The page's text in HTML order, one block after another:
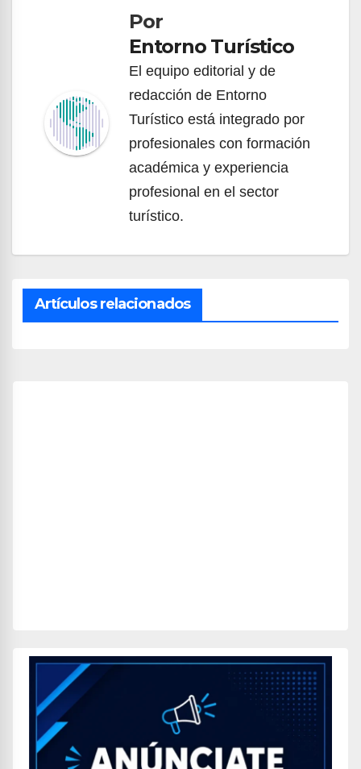
Por
Entorno Turístico
El equipo editorial y de
redacción de Entorno
Turístico está integrado por
profesionales con formación
académica y experiencia
profesional en el sector
turístico.
Artículos relacionados